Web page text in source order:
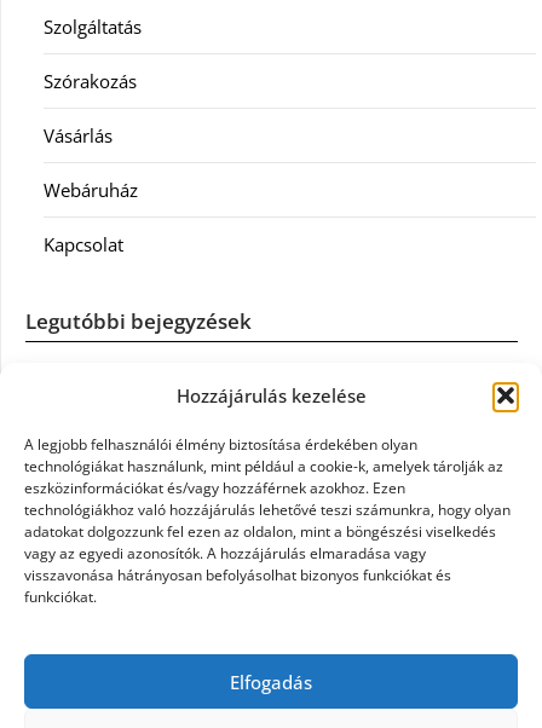
Hozzájárulás kezelése
A legjobb felhasználói élmény biztosítása érdekében olyan
technológiákat használunk, mint például a cookie-k, amelyek tárolják az
eszközinformációkat és/vagy hozzáférnek azokhoz. Ezen
technológiákhoz való hozzájárulás lehetővé teszi számunkra, hogy olyan
adatokat dolgozzunk fel ezen az oldalon, mint a böngészési viselkedés
vagy az egyedi azonosítók. A hozzájárulás elmaradása vagy
visszavonása hátrányosan befolyásolhat bizonyos funkciókat és
funkciókat.
Elfogadás
Szolgáltatás
Szórakozás
Vásárlás
Webáruház
Kapcsolat
Legutóbbi bejegyzések
Szövetkezeti jog: miért elengedhetetlen a szakszerű jogi
háttér a biztonságos működéshez
Munkajogi ügyvéd: miért nem érdemes várni a jogi
segítséggel
Tüll anyag: elegancia és sokoldalúság a Szakatex
Legjobb ingatlan ügyvéd Budapesten: Újváry Zsolt Ügyvédi
Iroda